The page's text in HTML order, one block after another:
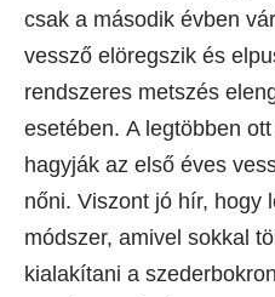
csak a második évben
vessző elöregszik és
rendszeres metszés
esetében. A legtöbben
hagyják az első éves
nőni. Viszont jó hír, hogy
módszer, amivel sokkal
kialakítani a